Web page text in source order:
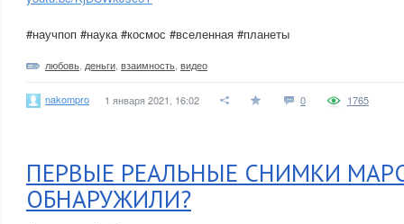
#научпоп #наука #космос #вселенная #планеты
любовь деньги взаимность видео
nakompro 1 января 2021, 16:02 0 1765
ПЕРВЫЕ РЕАЛЬНЫЕ СНИМКИ
ОБНАРУЖИЛИ?